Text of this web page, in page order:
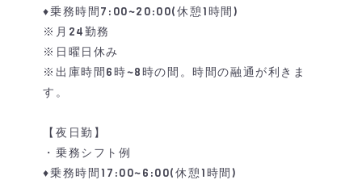
♦乗務時間7:00~20:00(休憩1時間)
※月24勤務
※日曜日休み
※出庫時間6時~8時の間。時間の融通が利きま
す。
【夜日勤】
・乗務シフト例
♦乗務時間17:00~6:00(休憩1時間)